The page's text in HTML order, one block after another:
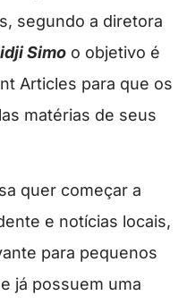
segundo a diretora
Simo o objetivo é
Articles para que os
matérias de seus
quer começar a
e notícias locais,
para pequenos
já possuem uma